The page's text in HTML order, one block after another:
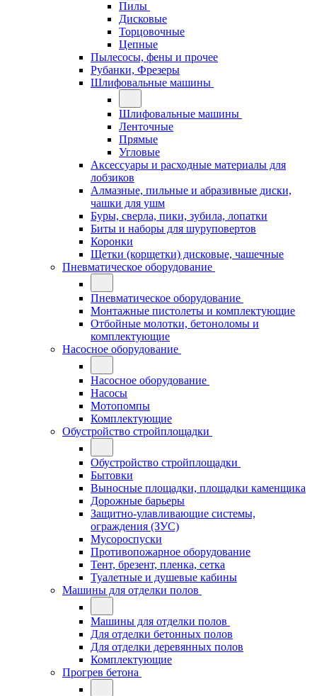
Пилы
Дисковые
Торцовочные
Цепные
Пылесосы, фены и прочее
Рубанки, Фрезеры
Шлифовальные машины
Шлифовальные машины
Ленточные
Прямые
Угловые
Аксессуары и расходные материалы для
лобзиков
Алмазные, пильные и абразивные диски,
чашки для ушм
Буры, сверла, пики, зубила, лопатки
Биты и наборы для шуруповертов
Коронки
Щетки (корщетки) дисковые, чашечные
Пневматическое оборудование
Пневматическое оборудование
Монтажные пистолеты и комплектующие
Отбойные молотки, бетоноломы и
комплектующие
Насосное оборудование
Насосное оборудование
Насосы
Мотопомпы
Комплектующие
Обустройство стройплощадки
Обустройство стройплощадки
Бытовки
Выносные площадки, площадки каменщика
Дорожные барьеры
Защитно-улавливающие системы,
ограждения (ЗУС)
Мусороспуски
Противопожарное оборудование
Тент, брезент, пленка, сетка
Туалетные и душевые кабины
Машины для отделки полов
Машины для отделки полов
Для отделки бетонных полов
Для отделки деревянных полов
Комплектующие
Прогрев бетона